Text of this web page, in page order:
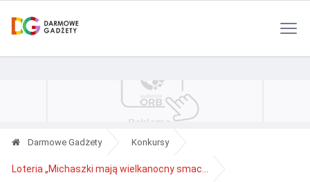
Darmowe Gadżety Konkursy
Loteria „Michaszki mają wielkanocny smac...